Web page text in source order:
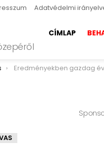
Adatvédelmi
CÍMLAP
Eredményekben gazdag